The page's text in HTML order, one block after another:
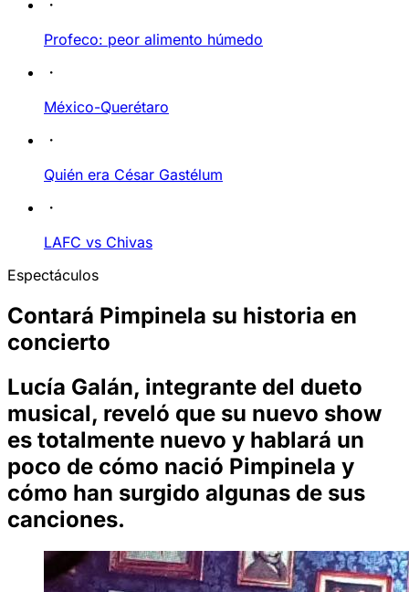
Profeco: peor alimento húmedo
México-Querétaro
Quién era César Gastélum
LAFC vs Chivas
Espectáculos
Contará Pimpinela su historia en
concierto
Lucía Galán, integrante del dueto
musical, reveló que su nuevo show
es totalmente nuevo y hablará un
poco de cómo nació Pimpinela y
cómo han surgido algunas de sus
canciones.